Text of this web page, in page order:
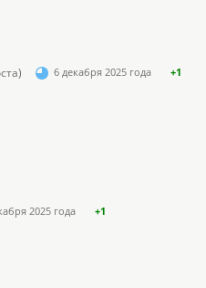
6 декабря 2025 года +1
2025 года +1